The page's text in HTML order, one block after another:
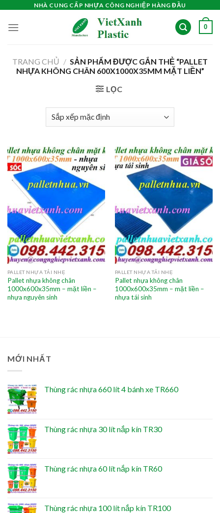
content
NHÀ CUNG CẤP NHỰA CÔNG NGHIỆP HÀNG ĐẦU
0
TRANG CHỦ / SẢN PHẨM ĐƯỢC GẮN THẺ “PALLET
NHỰA KHÔNG CHÂN 600X1000X35MM MẶT LIỀN”
LỌC
PALLET NHỰA TẢI NHẸ
Pallet nhựa không chân
1000x600x35mm – mặt liền –
nhựa nguyên sinh
PALLET NHỰA TẢI NHẸ
Pallet nhựa không chân
1000x600x35mm – mặt liền –
nhựa tái sinh
MỚI NHẤT
Thùng rác nhựa 660 lít 4 bánh xe TR660
Thùng rác nhựa 30 lít nắp kín TR30
Thùng rác nhựa 60 lít nắp kín TR60
Thùng rác nhựa 100 lít nắp kín TR100